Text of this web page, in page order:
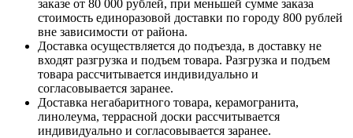
заказе от 80 000 рублей, при меньшей сумме заказа
стоимость единоразовой доставки по городу 800 рублей
вне зависимости от района.
Доставка осуществляется до подъезда, в доставку не
входят разгрузка и подъем товара. Разгрузка и подъем
товара рассчитывается индивидуально и
согласовывается заранее.
Доставка негабаритного товара, керамогранита,
линолеума, террасной доски рассчитывается
индивидуально и согласовывается заранее.